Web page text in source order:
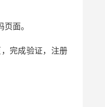
面。
完成验证，注册